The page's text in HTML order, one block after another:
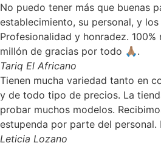
No puedo tener más que buenas
establecimiento, su personal, y
Profesionalidad y honradez. 100%
millón de gracias por todo 🙏🏽.
Tariq El Africano
Tienen mucha variedad tanto en
y de todo tipo de precios. La
probar muchos modelos.
estupenda por parte del personal.
Leticia Lozano